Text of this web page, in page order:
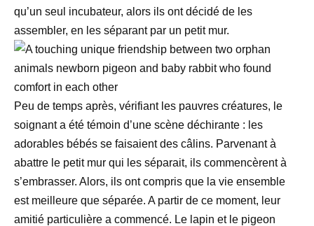
qu’un seul incubateur, alors ils ont décidé de les
assembler, en les séparant par un petit mur.
Peu de temps après, vérifiant les pauvres créatures, le
soignant a été témoin d’une scène déchirante : les
adorables bébés se faisaient des câlins. Parvenant à
abattre le petit mur qui les séparait, ils commencèrent à
s’embrasser. Alors, ils ont compris que la vie ensemble
est meilleure que séparée. A partir de ce moment, leur
amitié particulière a commencé. Le lapin et le pigeon